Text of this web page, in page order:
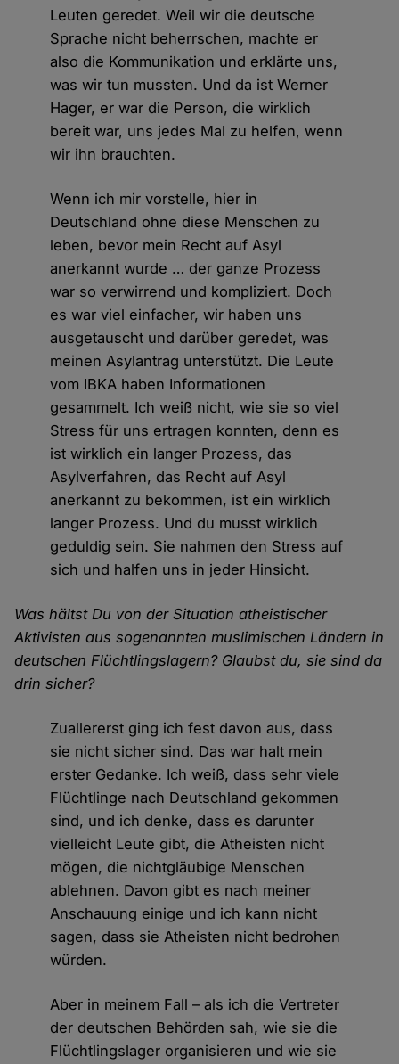
Leuten geredet. Weil wir die deutsche
Sprache nicht beherrschen, machte er
also die Kommunikation und erklärte uns,
was wir tun mussten. Und da ist Werner
Hager, er war die Person, die wirklich
bereit war, uns jedes Mal zu helfen, wenn
wir ihn brauchten.
Wenn ich mir vorstelle, hier in
Deutschland ohne diese Menschen zu
leben, bevor mein Recht auf Asyl
anerkannt wurde … der ganze Prozess
war so verwirrend und kompliziert. Doch
es war viel einfacher, wir haben uns
ausgetauscht und darüber geredet, was
meinen Asylantrag unterstützt. Die Leute
vom IBKA haben Informationen
gesammelt. Ich weiß nicht, wie sie so viel
Stress für uns ertragen konnten, denn es
ist wirklich ein langer Prozess, das
Asylverfahren, das Recht auf Asyl
anerkannt zu bekommen, ist ein wirklich
langer Prozess. Und du musst wirklich
geduldig sein. Sie nahmen den Stress auf
sich und halfen uns in jeder Hinsicht.
Was hältst Du von der Situation atheistischer
Aktivisten aus sogenannten muslimischen Ländern in
deutschen Flüchtlingslagern? Glaubst du, sie sind da
drin sicher?
Zuallererst ging ich fest davon aus, dass
sie nicht sicher sind. Das war halt mein
erster Gedanke. Ich weiß, dass sehr viele
Flüchtlinge nach Deutschland gekommen
sind, und ich denke, dass es darunter
vielleicht Leute gibt, die Atheisten nicht
mögen, die nichtgläubige Menschen
ablehnen. Davon gibt es nach meiner
Anschauung einige und ich kann nicht
sagen, dass sie Atheisten nicht bedrohen
würden.
Aber in meinem Fall – als ich die Vertreter
der deutschen Behörden sah, wie sie die
Flüchtlingslager organisieren und wie sie